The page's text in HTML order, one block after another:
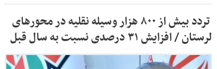
‍ تردد بیش از ۸۰۰ هزار وسیله نقلیه در محورهای
لرستان / افزایش ۳۱ درصدی نسبت به سال قبل